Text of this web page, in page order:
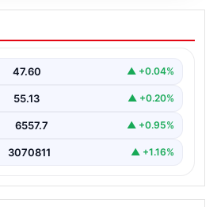
Hayatını Kurtaran
Onur Ödülü
Liam adlı bebek nefes…
47.60 ▲ +0.04%
55.13 ▲ +0.20%
6557.7 ▲ +0.95%
3070811 ▲ +1.16%